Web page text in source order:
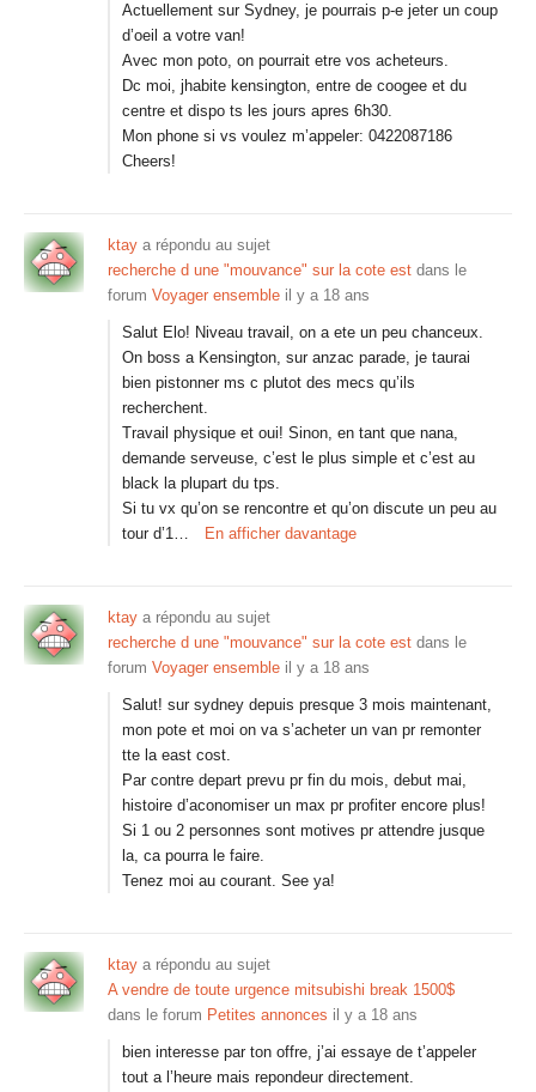
Actuellement sur Sydney, je pourrais p-e jeter un coup
d’oeil a votre van!
Avec mon poto, on pourrait etre vos acheteurs.
Dc moi, jhabite kensington, entre de coogee et du
centre et dispo ts les jours apres 6h30.
Mon phone si vs voulez m’appeler: 0422087186
Cheers!
ktay a répondu au sujet
recherche d une "mouvance" sur la cote est dans le
forum Voyager ensemble il y a 18 ans
Salut Elo! Niveau travail, on a ete un peu chanceux.
On boss a Kensington, sur anzac parade, je taurai
bien pistonner ms c plutot des mecs qu’ils
recherchent.
Travail physique et oui! Sinon, en tant que nana,
demande serveuse, c’est le plus simple et c’est au
black la plupart du tps.
Si tu vx qu’on se rencontre et qu’on discute un peu au
tour d’1…
En afficher davantage
ktay a répondu au sujet
recherche d une "mouvance" sur la cote est dans le
forum Voyager ensemble il y a 18 ans
Salut! sur sydney depuis presque 3 mois maintenant,
mon pote et moi on va s’acheter un van pr remonter
tte la east cost.
Par contre depart prevu pr fin du mois, debut mai,
histoire d’aconomiser un max pr profiter encore plus!
Si 1 ou 2 personnes sont motives pr attendre jusque
la, ca pourra le faire.
Tenez moi au courant. See ya!
ktay a répondu au sujet
A vendre de toute urgence mitsubishi break 1500$
dans le forum Petites annonces il y a 18 ans
bien interesse par ton offre, j’ai essaye de t’appeler
tout a l’heure mais repondeur directement.